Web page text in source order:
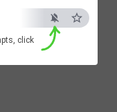
click